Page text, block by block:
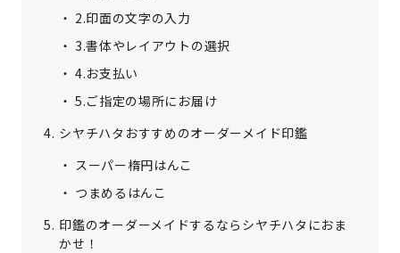
2.印面の文字の入力
3.書体やレイアウトの選択
4.お支払い
5.ご指定の場所にお届け
シヤチハタおすすめのオーダーメイド印鑑
スーパー楕円はんこ
つまめるはんこ
印鑑のオーダーメイドするならシヤチハタにおま
かせ！